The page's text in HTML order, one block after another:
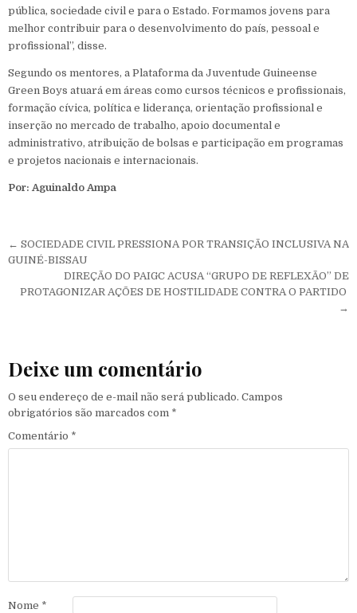
pública, sociedade civil e para o Estado. Formamos jovens para
melhor contribuir para o desenvolvimento do país, pessoal e
profissional”, disse.
Segundo os mentores, a Plataforma da Juventude Guineense
Green Boys atuará em áreas como cursos técnicos e profissionais,
formação cívica, política e liderança, orientação profissional e
inserção no mercado de trabalho, apoio documental e
administrativo, atribuição de bolsas e participação em programas
e projetos nacionais e internacionais.
Por: Aguinaldo Ampa
Navegação de Post
← SOCIEDADE CIVIL PRESSIONA POR TRANSIÇÃO INCLUSIVA NA
GUINÉ-BISSAU
DIREÇÃO DO PAIGC ACUSA “GRUPO DE REFLEXÃO” DE
PROTAGONIZAR AÇÕES DE HOSTILIDADE CONTRA O PARTIDO
→
Deixe um comentário
O seu endereço de e-mail não será publicado. Campos
obrigatórios são marcados com *
Comentário *
Nome *